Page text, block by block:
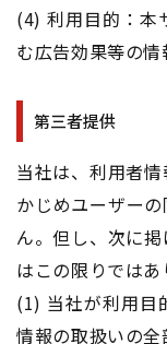
(4) 利用目的：本
む広告効果等の
第三者提供
当社は、利用者
かじめユーザー
ん。但し、次に
はこの限りではあ
(1) 当社が利用目
情報の取扱いの